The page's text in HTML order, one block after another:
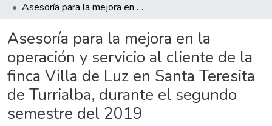
Asesoría para la mejora en la operación y servicio al cliente de la finca Villa de Luz en Santa Teresita de Turrialba, durante el segundo semestre del 2019
Asesoría para la mejora en la
operación y servicio al cliente de la
finca Villa de Luz en Santa Teresita
de Turrialba, durante el segundo
semestre del 2019